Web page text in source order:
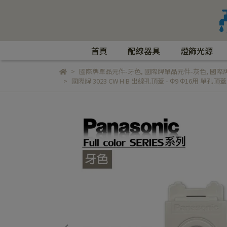
首頁 配線器具 燈飾光源
國際牌單品元件-牙色, 國際牌單品元件-灰色, 國際
國際牌 3023 CW H B 出線孔頂蓋 - Φ9 Φ16用 單孔